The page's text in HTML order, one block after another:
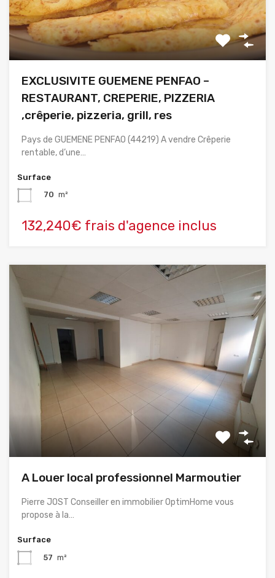
EXCLUSIVITE GUEMENE PENFAO –
RESTAURANT, CREPERIE, PIZZERIA
,crêperie, pizzeria, grill, res
Pays de GUEMENE PENFAO (44219) A vendre Crêperie
rentable, d’une…
Surface
70 m²
132,240€ frais d'agence inclus
A Louer local professionnel Marmoutier
Pierre JOST Conseiller en immobilier OptimHome vous
propose à la…
Surface
57 m²